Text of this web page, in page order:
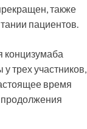
также
пациентов.
концизумаба
трех участников,
время